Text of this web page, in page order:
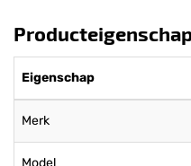
Eigenschap
Merk
Model